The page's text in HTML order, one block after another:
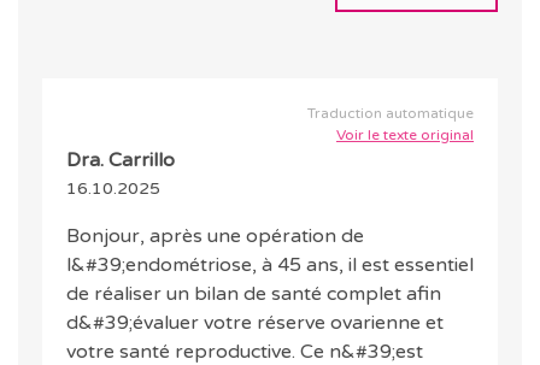
Traduction automatique
Voir le texte original
Dra. Carrillo
16.10.2025
Bonjour, après une opération de
l&#39;endométriose, à 45 ans, il est essentiel
de réaliser un bilan de santé complet afin
d&#39;évaluer votre réserve ovarienne et
votre santé reproductive. Ce n&#39;est